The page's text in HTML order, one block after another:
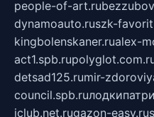
people-of-art.ru
dynamoauto.ruszk-
kingbolenskaner.rualex-
act1.spb.ru
detsad125.rumir-
council.spb.ru
iclub.net.rugazon-easy.ru